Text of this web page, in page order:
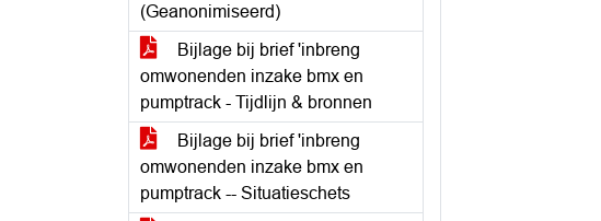
(Geanonimiseerd)
Bijlage bij brief 'inbreng
omwonenden inzake bmx en
pumptrack - Tijdlijn & bronnen
Bijlage bij brief 'inbreng
omwonenden inzake bmx en
pumptrack -- Situatieschets